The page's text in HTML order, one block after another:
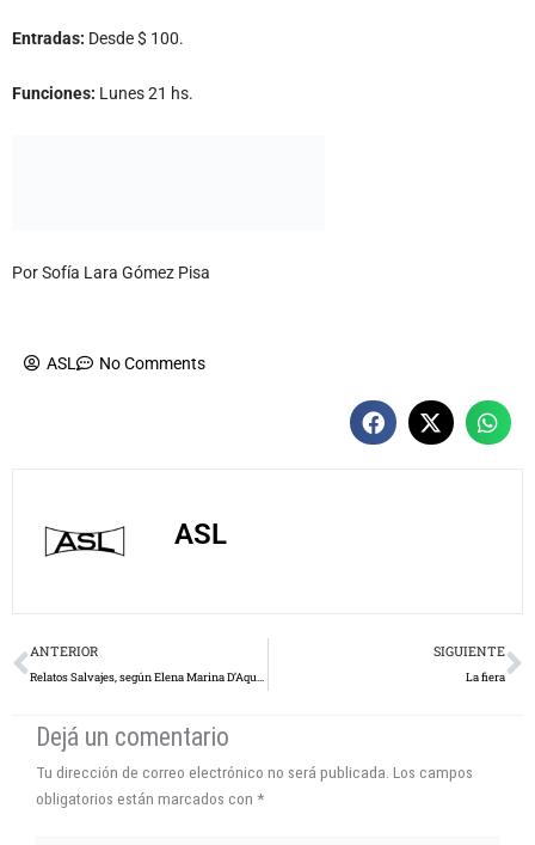
Entradas: Desde $ 100.
Funciones: Lunes 21 hs.
Dejá un comentario
obligatorios están marcados con
Escribí
acá...